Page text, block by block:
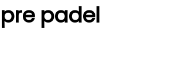
padel